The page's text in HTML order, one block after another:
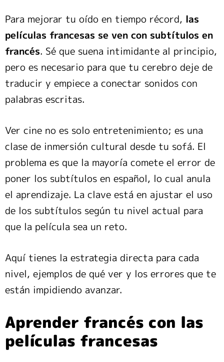
Para mejorar tu oído en tiempo récord, las
películas francesas se ven con subtítulos en
francés. Sé que suena intimidante al principio,
pero es necesario para que tu cerebro deje de
traducir y empiece a conectar sonidos con
palabras escritas.
Ver cine no es solo entretenimiento; es una
clase de inmersión cultural desde tu sofá. El
problema es que la mayoría comete el error de
poner los subtítulos en español, lo cual anula
el aprendizaje. La clave está en ajustar el uso
de los subtítulos según tu nivel actual para
que la película sea un reto.
Aquí tienes la estrategia directa para cada
nivel, ejemplos de qué ver y los errores que te
están impidiendo avanzar.
Aprender francés con las
películas francesas